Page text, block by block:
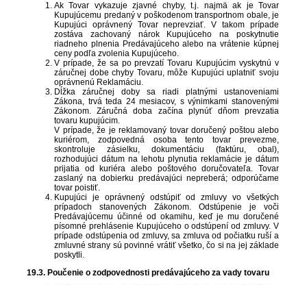
Ak Tovar vykazuje zjavné chyby, t.j. najmä ak je Tovar
Kupujúcemu predaný v poškodenom transportnom obale, je
Kupujúci oprávnený Tovar neprevziať. V takom prípade
zostáva zachovaný nárok Kupujúceho na poskytnutie
riadneho plnenia Predávajúceho alebo na vrátenie kúpnej
ceny podľa zvolenia Kupujúceho.
V prípade, že sa po prevzatí Tovaru Kupujúcim vyskytnú v
záručnej dobe chyby Tovaru, môže Kupujúci uplatniť svoju
oprávnenú Reklamáciu.
Dĺžka záručnej doby sa riadi platnými ustanoveniami
Zákona, trvá teda 24 mesiacov, s výnimkami stanovenými
Zákonom. Záručná doba začína plynúť dňom prevzatia
tovaru kupujúcim.
V prípade, že je reklamovaný tovar doručený poštou alebo
kuriérom, zodpovedná osoba tento tovar prevezme,
skontroluje zásielku, dokumentáciu (faktúru, obal),
rozhodujúci dátum na lehotu plynutia reklamácie je dátum
prijatia od kuriéra alebo poštového doručovateľa. Tovar
zaslaný na dobierku predávajúci nepreberá; odporúčame
tovar poistiť.
Kupujúci je oprávnený odstúpiť od zmluvy vo všetkých
prípadoch stanovených Zákonom. Odstúpenie je voči
Predávajúcemu účinné od okamihu, keď je mu doručené
písomné prehlásenie Kupujúceho o odstúpení od zmluvy. V
prípade odstúpenia od zmluvy, sa zmluva od počiatku ruší a
zmluvné strany sú povinné vrátiť všetko, čo si na jej základe
poskytli.
19.3. Poučenie o zodpovednosti predávajúceho za vady tovaru